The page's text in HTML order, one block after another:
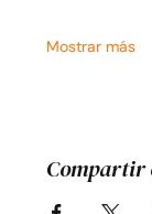
Mostrar más
Compartir